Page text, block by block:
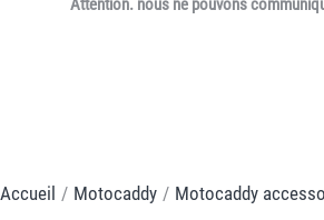
Attention. nous ne pouvons
Accueil / Motocaddy / Motocaddy